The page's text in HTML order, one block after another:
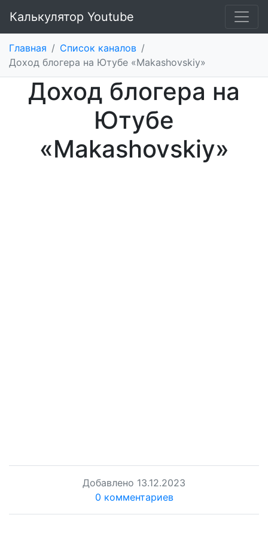
Калькулятор Youtube
Главная / Список каналов /
Доход блогера на Ютубе «Makashovskiy»
Доход блогера на
Ютубе
«Makashovskiy»
Добавлено 13.12.2023
0 комментариев